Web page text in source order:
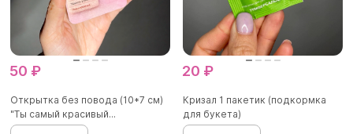
50 ₽
Открытка без повода (10*7 см)
"Ты самый красивый...
20 ₽
Кризал 1 пакетик (подкормка
для букета)